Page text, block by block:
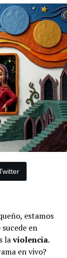
estamos
en
laviolencia.
en vivo?